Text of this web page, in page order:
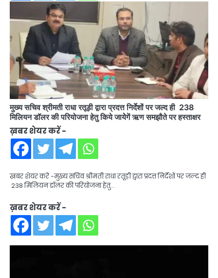
मुख्य सचिव श्रीमती राधा रतूड़ी द्वारा प्रदत्त निर्देशों पर जल्द ही 238
मिलियन डॉलर की परियोजना हेतु किये जायेेगें ऋण समझौते पर हस्ताक्षर
ख़बर शेयर करें -
ख़बर शेयर करें -मुख्य सचिव श्रीमती राधा रतूड़ी द्वारा प्रदत्त निर्देशों पर जल्द ही
238 मिलियन डॉलर की परियोजना हेतु…
ख़बर शेयर करें -